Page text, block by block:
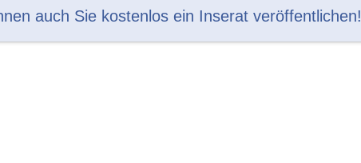
auch Sie kostenlos ein Inserat veröffentlichen!